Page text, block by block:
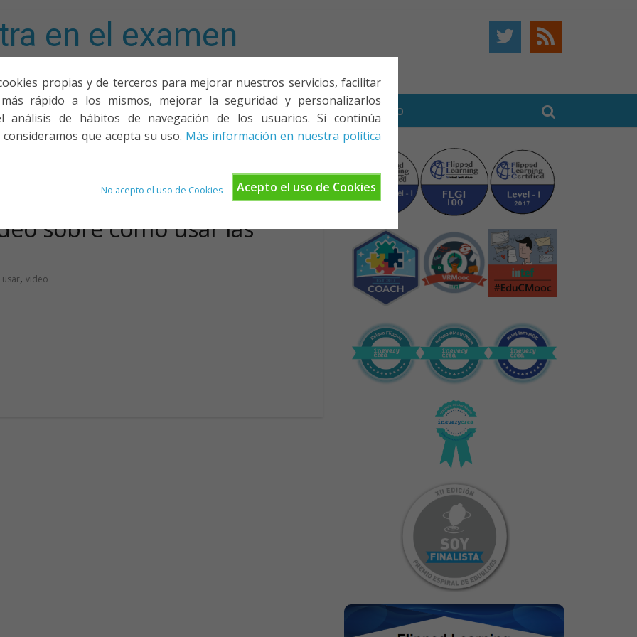
propias y de terceros para mejorar nuestros servicios, facilitar
rápido a los mismos, mejorar la seguridad y personalizarlos
análisis de hábitos de navegación de los usuarios. Si continúa
que acepta su uso. Más información en nuestra política
Acepto el uso de Cookies
No acepto el uso de Cookies
en el examen
PONENCIAS Y CURSOS ¿QUIÉNES SOMOS? YOUTUBE CONTACTO
sobre cómo usar las
usar, video